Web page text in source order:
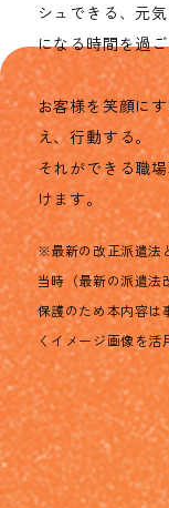
シュできる、元
になる時間を過
お客様を笑顔に
え、行動する。
それができる職
けます。
※最新の改正派遣法
当時（最新の派遣法
保護のため本内容は
くイメージ画像を活